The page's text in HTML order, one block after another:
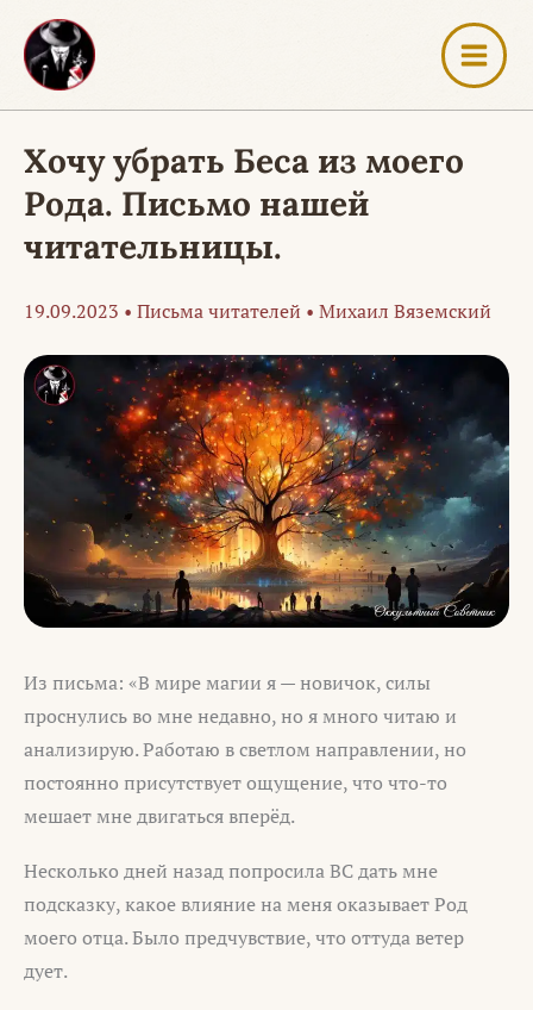
Перейти
содержимому
Хочу убрать Беса из моего
Рода. Письмо нашей
читательницы.
19.09.2023 • Письма читателей • Михаил Вяземский
Из письма: «В мире магии я — новичок, силы
проснулись во мне недавно, но я много читаю и
анализирую. Работаю в светлом направлении, но
постоянно присутствует ощущение, что что-то
мешает мне двигаться вперёд.
Несколько дней назад попросила ВС дать мне
подсказку, какое влияние на меня оказывает Род
моего отца. Было предчувствие, что оттуда ветер
дует.